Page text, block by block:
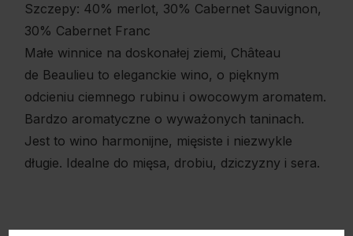
Szczepy: 40% merlot, 30% Cabernet Sauvignon,
30% Cabernet Franc
Małe winnice na doskonałej ziemi, Château
de Beaulieu to eleganckie wino, o pięknym
odcieniu ciemnego rubinu i owocowym aromatem.
Bardzo aromatyczne o wyważonych taninach.
Jest to wino harmonijne, mięsiste i niezwykle
długie. Idealne do mięsa, drobiu, dziczyzny i sera.